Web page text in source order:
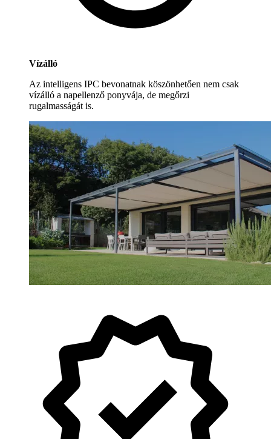
Vízálló
Az intelligens IPC bevonatnak köszönhetően nem csak
vízálló a napellenző ponyvája, de megőrzi
rugalmasságát is.